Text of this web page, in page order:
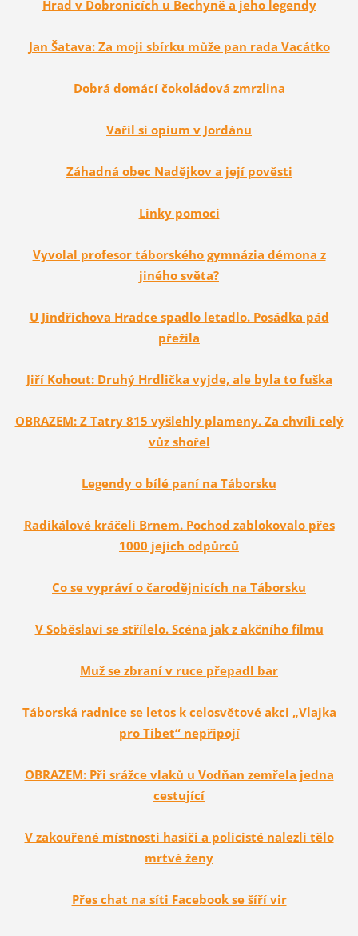
Hrad v Dobronicích u Bechyně a jeho legendy
Jan Šatava: Za moji sbírku může pan rada Vacátko
Dobrá domácí čokoládová zmrzlina
Vařil si opium v Jordánu
Záhadná obec Nadějkov a její pověsti
Linky pomoci
Vyvolal profesor táborského gymnázia démona z
jiného světa?
U Jindřichova Hradce spadlo letadlo. Posádka pád
přežila
Jiří Kohout: Druhý Hrdlička vyjde, ale byla to fuška
OBRAZEM: Z Tatry 815 vyšlehly plameny. Za chvíli celý
vůz shořel
Legendy o bílé paní na Táborsku
Radikálové kráčeli Brnem. Pochod zablokovalo přes
1000 jejich odpůrců
Co se vypráví o čarodějnicích na Táborsku
V Soběslavi se střílelo. Scéna jak z akčního filmu
Muž se zbraní v ruce přepadl bar
Táborská radnice se letos k celosvětové akci „Vlajka
pro Tibet“ nepřipojí
OBRAZEM: Při srážce vlaků u Vodňan zemřela jedna
cestující
V zakouřené místnosti hasiči a policisté nalezli tělo
mrtvé ženy
Přes chat na síti Facebook se šíří vir